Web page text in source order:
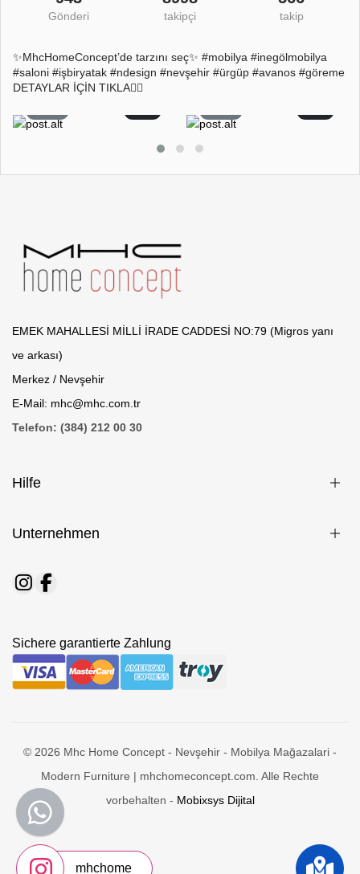
Gönderi takipçi takip
✨MhcHomeConcept’de tarzını seç✨ #mobilya #inegölmobilya
#saloni #işbiryatak #ndesign #nevşehir #ürgüp #avanos #göreme
DETAYLAR İÇİN TIKLA👇🏻
EMEK MAHALLESİ MİLLİ İRADE CADDESİ NO:79 (Migros yanı
ve arkası)
Merkez / Nevşehir
E-Mail: mhc@mhc.com.tr
Telefon: (384) 212 00 30
Hilfe
Unternehmen
Sichere garantierte Zahlung
© 2026 Mhc Home Concept - Nevşehir - Mobilya Mağazalari -
Modern Furniture | mhchomeconcept.com. Alle Rechte
vorbehalten - Mobixsys Dijital
mhchome